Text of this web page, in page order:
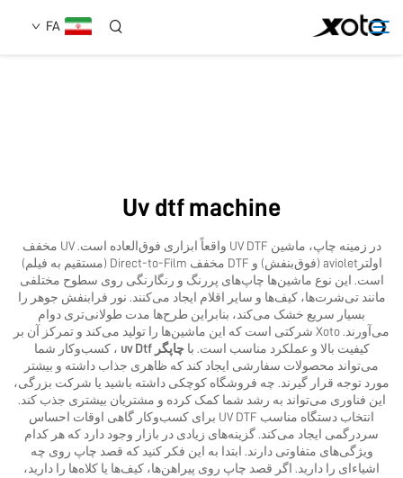
FA
خدمات
استفاده
تماس با ما
Uv dtf machine
در زمینه چاپ، ماشین UV DTF واقعاً ابزاری فوق‌العاده است. UV مخفف
اولترaviolet (فوق‌بنفش) و DTF مخفف Direct-to-Film (مستقیم به فیلم)
است. این نوع ماشین‌ها چاپ‌های پررنگ و رنگارنگی روی سطوح مختلفی
مانند تی‌شرت‌ها، کیف‌ها و سایر اقلام ایجاد می‌کنند. نور فرابنفش جوهر را
بسیار سریع خشک می‌کند، بنابراین طرح‌ها مدت طولانی‌تری دوام
می‌آورند. Xoto شرکتی است که این ماشین‌ها را تولید می‌کند و تمرکز آن بر
کیفیت بالا و عملکرد مناسب است. باچاپگر uv Dtf
، کسب‌وکار شما
می‌تواند محصولات سفارشی ایجاد کند که ظاهری جذاب داشته و بیشتر
مورد توجه قرار گیرند. چه فروشگاه کوچکی داشته باشید یا شرکت بزرگی،
این فناوری می‌تواند به رشد شما کمک کرده و مشتریان بیشتری جذب کند.
انتخاب دستگاه مناسب UV DTF برای کسب‌وکار گاهی اوقات احساس
سردرگمی ایجاد می‌کند. گزینه‌های زیادی در بازار وجود دارد که هر کدام
ویژگی‌های متفاوتی دارند. ابتدا به این فکر کنید که قصد چاپ روی چه
اشیاء‌ای را دارید. اگر قصد چاپ روی پیراهن‌ها، کیف‌ها یا کلاه‌ها را دارید،